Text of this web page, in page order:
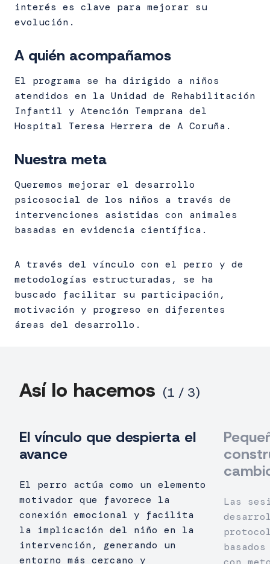
interés es clave para mejorar su
evolución.
A quién acompañamos
El programa se ha dirigido a niños
atendidos en la Unidad de Rehabilitación
Infantil y Atención Temprana del
Hospital Teresa Herrera de A Coruña.
Nuestra meta
Queremos mejorar el desarrollo
psicosocial de los niños a través de
intervenciones asistidas con animales
basadas en evidencia científica.
A través del vínculo con el perro y de
metodologías estructuradas, se ha
buscado facilitar su participación,
motivación y progreso en diferentes
áreas del desarrollo.
Así lo hacemos
El vínculo que despierta el
avance
El perro actúa como un elemento
motivador que favorece la
conexión emocional y facilita
la implicación del niño en la
intervención, generando un
entorno más cercano y
Las